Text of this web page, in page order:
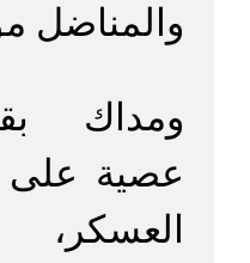
والمناضل
ومداك
عصية على